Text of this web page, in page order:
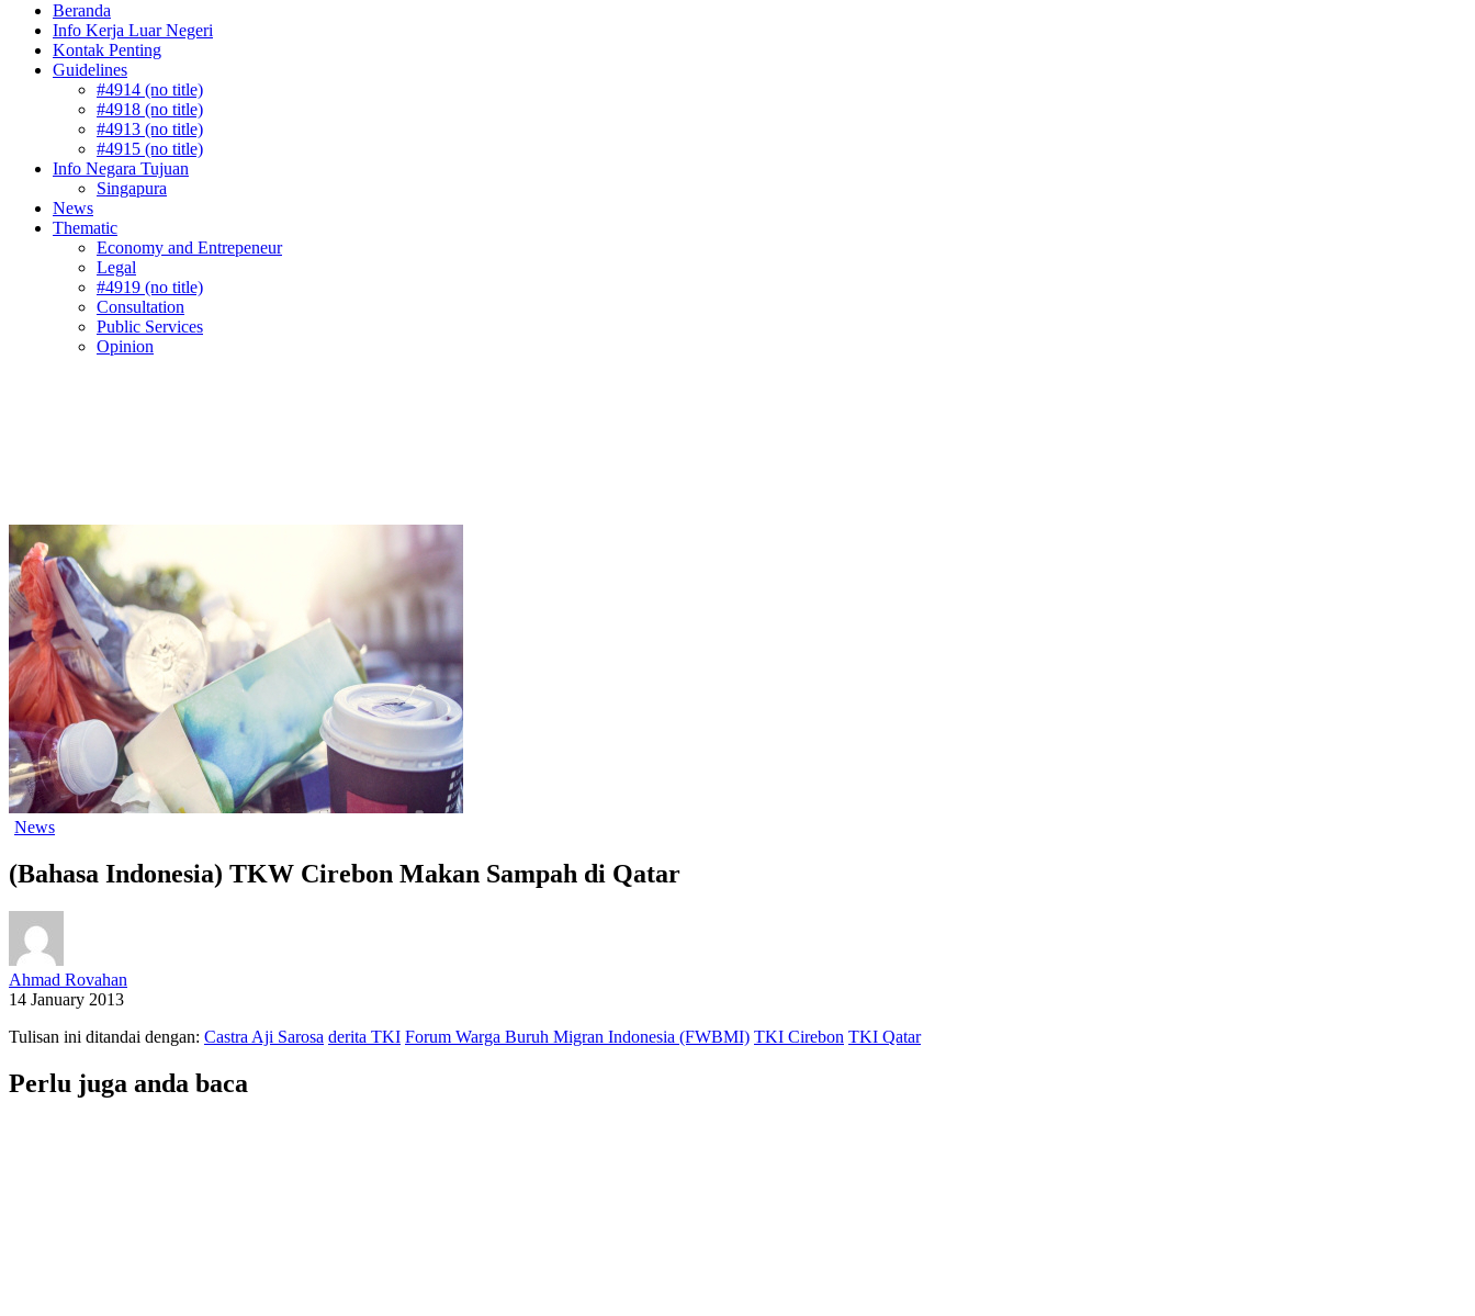
Beranda
Info Kerja Luar Negeri
Kontak Penting
Guidelines
#4914 (no title)
#4918 (no title)
#4913 (no title)
#4915 (no title)
Info Negara Tujuan
Singapura
News
Thematic
Economy and Entrepeneur
Legal
#4919 (no title)
Consultation
Public Services
Opinion
News
(Bahasa Indonesia) TKW Cirebon Makan Sampah di Qatar
Ahmad Rovahan
14 January 2013
Tulisan ini ditandai dengan: Castra Aji Sarosa derita TKI Forum Warga Buruh Migran Indonesia (FWBMI) TKI Cirebon TKI Qatar
Perlu juga anda baca